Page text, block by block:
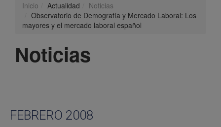
Inicio Actualidad
Noticias
Observatorio de Demografía y Mercado Laboral: Los
mayores y el mercado laboral español
Noticias
FEBRERO 2008